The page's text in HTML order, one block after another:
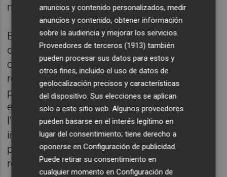
materialitzat en cap moment.
Els sindicats van quedar sorpresos davant
d'aquesta posada en escena que no tenia
cap correspondència amb els continguts
reals de la negociació ni amb les reunions
prèvies. Al contrari, l'actitud del Consell
encapçalat per Pérez Llorca ha sigut, des de
l'inici, la de desgastar el professorat,
intentant reduir progressivament la seua
presència al carrer mitjançant faltes de
respecte constants.
anuncios y contenido personalizados, medir
anuncios y contenido, obtener información
sobre la audiencia y mejorar los servicios.
Proveedores de terceros (1913) también
pueden procesar sus datos para estos y
otros fines, incluido el uso de datos de
geolocalización precisos y características
del dispositivo. Sus elecciones se aplican
solo a este sitio web. Algunos proveedores
pueden basarse en el interés legítimo en
lugar del consentimiento; tiene derecho a
oponerse enConfiguración de publicidad
Puede retirar su consentimiento en
cualquier momento enConfiguración de